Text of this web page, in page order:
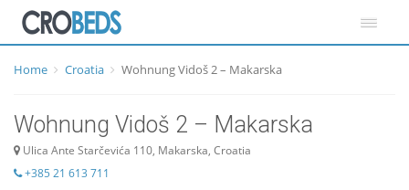
Home Croatia Wohnung Vidoš 2 – Makarska
Wohnung Vidoš 2 – Makarska
Ulica Ante Starčevića 110, Makarska, Croatia
+385 21 613 711